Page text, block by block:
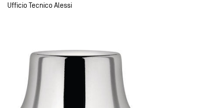
Ufficio Tecnico Alessi